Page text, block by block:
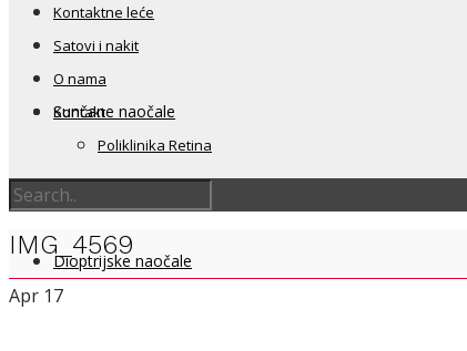
Sunčane naočale
Dioptrijske naočale
Kontaktne leće
Satovi i nakit
O nama
Kontakt
Poliklinika Retina
IMG_4569
Apr 17